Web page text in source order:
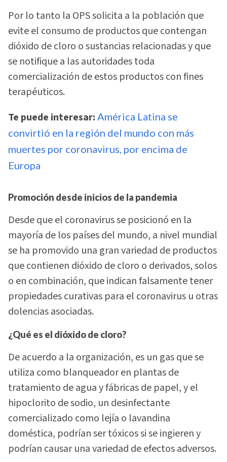
Por lo tanto la OPS solicita a la población que
evite el consumo de productos que contengan
dióxido de cloro o sustancias relacionadas y que
se notifique a las autoridades toda
comercialización de estos productos con fines
terapéuticos.
Te puede interesar: América Latina se
convirtió en la región del mundo con más
muertes por coronavirus, por encima de
Europa
Promoción desde inicios de la pandemia
Desde que el coronavirus se posicionó en la
mayoría de los países del mundo, a nivel mundial
se ha promovido una gran variedad de productos
que contienen dióxido de cloro o derivados, solos
o en combinación, que indican falsamente tener
propiedades curativas para el coronavirus u otras
dolencias asociadas.
¿Qué es el dióxido de cloro?
De acuerdo a la organización, es un gas que se
utiliza como blanqueador en plantas de
tratamiento de agua y fábricas de papel, y el
hipoclorito de sodio, un desinfectante
comercializado como lejía o lavandina
doméstica, podrían ser tóxicos si se ingieren y
podrían causar una variedad de efectos adversos.